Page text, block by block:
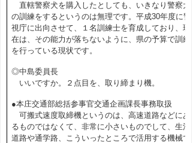
直轄警察犬を購入したとしても、いきなり警察犬
の訓練をするというのは無理です。平成30年度に警
視庁に出向させて、１名訓練士を育成しており、現
在は、その能力が落ちないように、県の予算で訓練
を行っている現状です。
◎中島委員長
いいですか。２点目を、取り締まり機。
●本庄交通部総括参事官交通企画課長事務取扱
可搬式速度取締機というのは、高速道路などにあ
るものではなくて、非常に小さいものでして、生活
道路や通学路、こういったところで活用する機械で